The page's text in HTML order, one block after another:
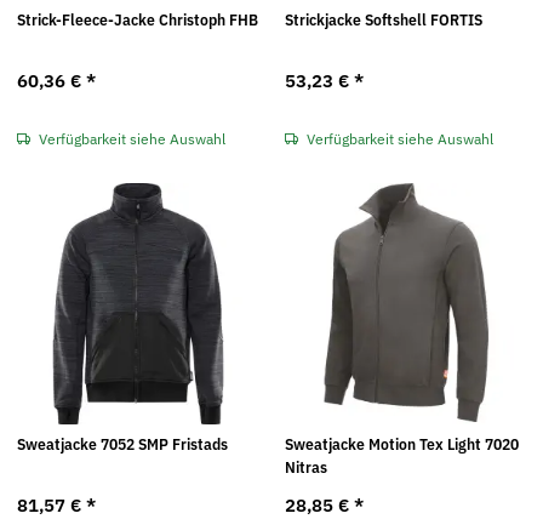
Strick-Fleece-Jacke Christoph FHB
60,36 € *
Verfügbarkeit siehe Auswahl
Strickjacke Softshell FORTIS
53,23 € *
Verfügbarkeit siehe Auswahl
Sweatjacke 7052 SMP Fristads
81,57 € *
Sweatjacke Motion Tex Light 7020
Nitras
28,85 € *